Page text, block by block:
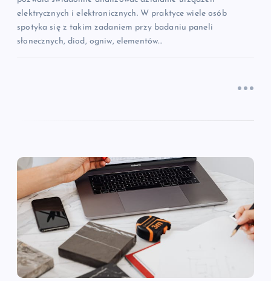
elektrycznych i elektronicznych. W praktyce wiele osób
spotyka się z takim zadaniem przy badaniu paneli
słonecznych, diod, ogniw, elementów…